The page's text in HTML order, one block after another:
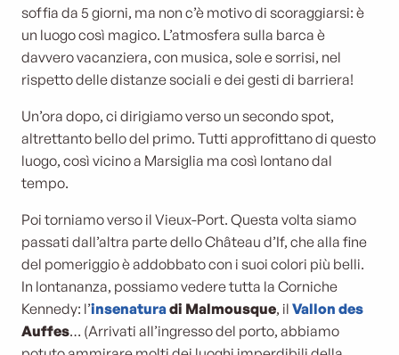
soffia da 5 giorni, ma non c’è motivo di scoraggiarsi: è
un luogo così magico. L’atmosfera sulla barca è
davvero vacanziera, con musica, sole e sorrisi, nel
rispetto delle distanze sociali e dei gesti di barriera!
Un’ora dopo, ci dirigiamo verso un secondo spot,
altrettanto bello del primo. Tutti approfittano di questo
luogo, così vicino a Marsiglia ma così lontano dal
tempo.
Poi torniamo verso il Vieux-Port. Questa volta siamo
passati dall’altra parte dello Château d’If, che alla fine
del pomeriggio è addobbato con i suoi colori più belli.
In lontananza, possiamo vedere tutta la Corniche
Kennedy: l’insenaturadi Malmousque, il Vallon des
Auffes… (Arrivati all’ingresso del porto, abbiamo